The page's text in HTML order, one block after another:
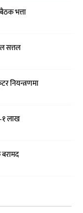
भत्ता
सत्तल
नियन्त्रणमा
लाख